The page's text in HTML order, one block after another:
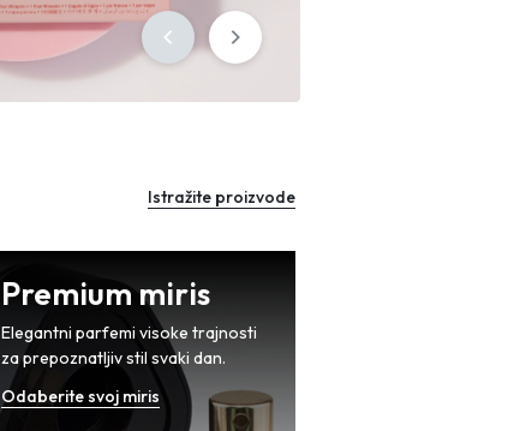
Sign in
Istražite proizvode
Premium miris
Elegantni parfemi visoke trajnosti
za prepoznatljiv stil svaki dan.
Odaberite svoj miris